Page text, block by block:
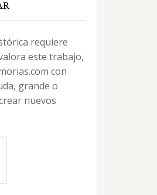
requiere
este trabajo,
con
grande o
nuevos